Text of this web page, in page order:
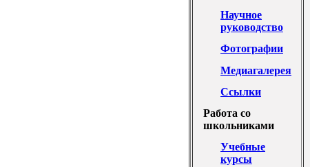
Научное
руководство
Фотографии
Медиагалерея
Ссылки
Работа со
школьниками
Учебные
курсы